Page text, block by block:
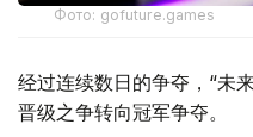
Фото: gofuture.games
经过连续数日的争夺，“未
晋级之争转向冠军争夺。